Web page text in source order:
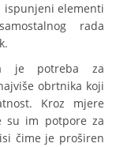
ispunjeni elementi
rada
je potreba za
obrtnika koji
Kroz mjere
su im potpore za
čime je proširen